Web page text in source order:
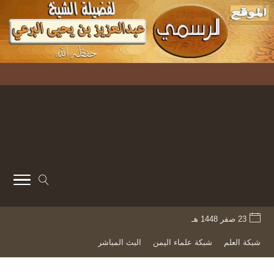
23 صفر 1448 هـ
شبكة العلم شبكة علماء اليمن البث المباشر